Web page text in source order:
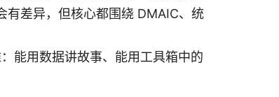
有差异，但核心都围绕 DMAIC、统
能用数据讲故事、能用工具箱中的